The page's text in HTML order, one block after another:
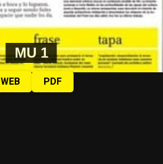
MU 1
WEB PDF